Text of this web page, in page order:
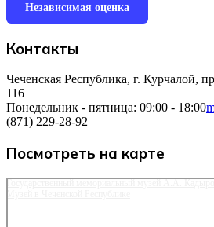
Независимая оценка
Контакты
Чеченская Республика, г. Курчалой,
116
Понедельник - пятница: 09:00 - 18:00
(871) 229-28-92
Посмотреть на карте
Государственный мемориальный музей А.А.